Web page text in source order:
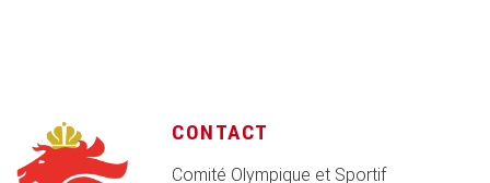
CONTACT
Comité Olympique et Sportif